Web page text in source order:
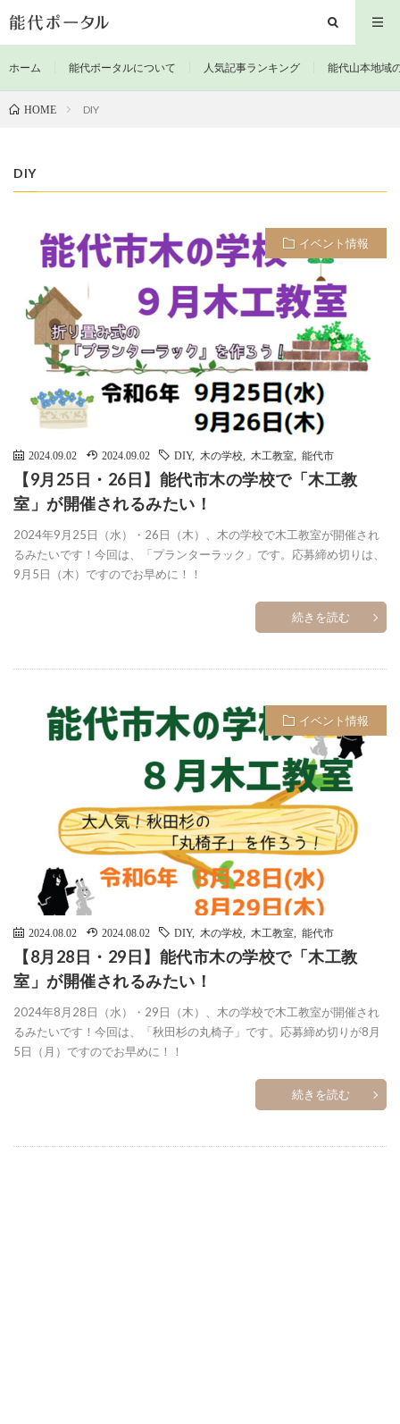
ホーム 能代ポータルについて 人気記事ランキング 能代山本地域
HOME DIY
DIY
イベント情報
2024.09.02 2024.09.02 DIY, 木の学校 木工教室 能代市
【9月25日・26日】能代市木の学校で「木工教
室」が開催されるみたい！
2024年9月25日（水）・26日（木）、木の学校で木工教室が開催され
るみたいです！今回は、「プランターラック」です。応募締め切りは、
9月5日（木）ですのでお早めに！！
続きを読む
イベント情報
2024.08.02 2024.08.02 DIY, 木の学校 木工教室 能代市
【8月28日・29日】能代市木の学校で「木工教
室」が開催されるみたい！
2024年8月28日（水）・29日（木）、木の学校で木工教室が開催され
るみたいです！今回は、「秋田杉の丸椅子」です。応募締め切りが8月
5日（月）ですのでお早めに！！
続きを読む